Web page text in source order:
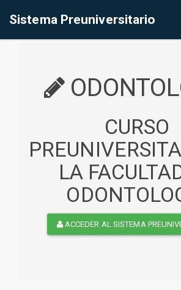
Sistema Preuniversitario
CURSO
LA
ACCEDER AL SISTEMA